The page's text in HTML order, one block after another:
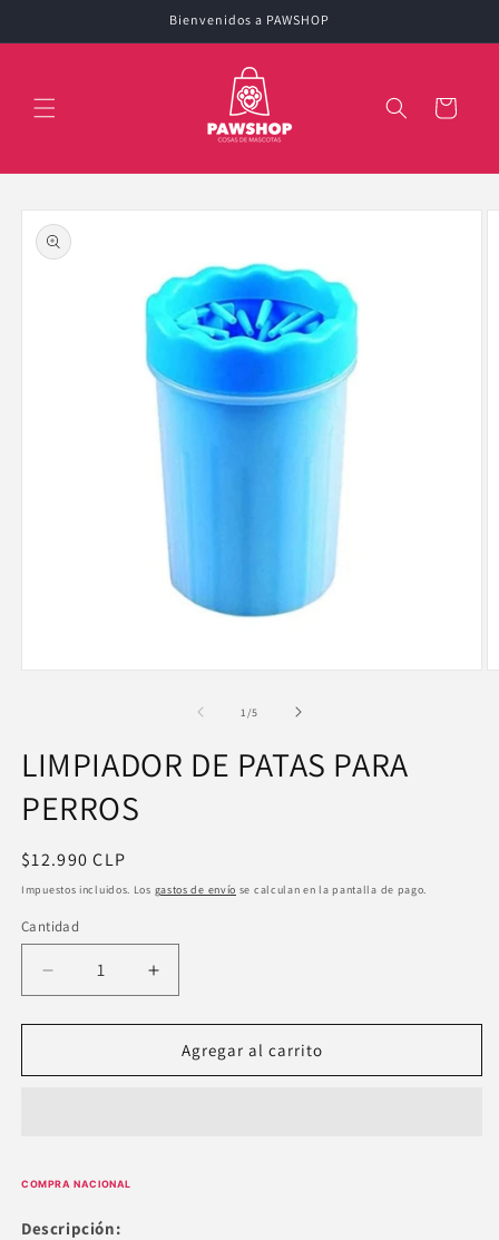
al contenido
Bienvenidos a PAWSHOP
Carrito
directamente
a la
información
una
ventana
modal
1 /de
5
LIMPIADOR DE PATAS PARA
PERROS
Precio
habitual
$12.990 CLP
Impuestos incluidos. Los gastos de envío se calculan en la pantalla de pago.
Cantidad
Reducir
cantidad
para
DE
Aumentar
cantidad
para
LIMPIADOR
DE
Agregar al carrito
COMPRA NACIONAL
Descripción: